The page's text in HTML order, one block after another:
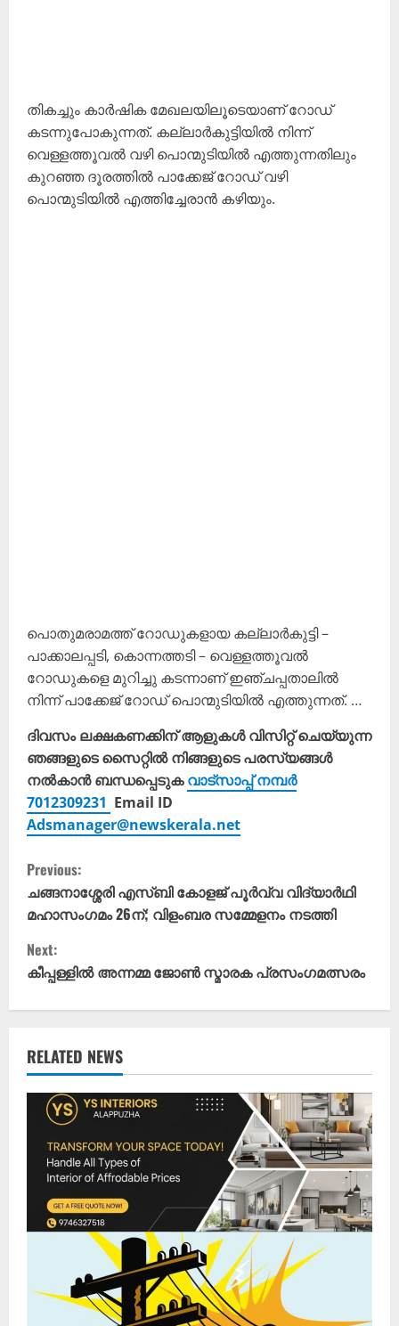
തികച്ചും കാർഷിക മേഖലയിലൂടെയാണ് റോഡ്
കടന്നുപോകുന്നത്. കല്ലാർകുട്ടിയിൽ നിന്ന്
വെള്ളത്തൂവൽ വഴി പൊന്മുടിയിൽ എത്തുന്നതിലും
കുറഞ്ഞ ദൂരത്തിൽ പാക്കേജ് റോഡ് വഴി
പൊന്മുടിയിൽ എത്തിച്ചേരാൻ കഴിയും.
പൊതുമരാമത്ത് റോഡുകളായ കല്ലാർകുട്ടി –
പാക്കാലപ്പടി, കൊന്നത്തടി – വെള്ളത്തൂവൽ
റോഡുകളെ മുറിച്ചു കടന്നാണ് ഇഞ്ചപ്പതാലിൽ
നിന്ന് പാക്കേജ് റോഡ് പൊന്മുടിയിൽ എത്തുന്നത്. …
ദിവസം ലക്ഷകണക്കിന് ആളുകൾ വിസിറ്റ് ചെയ്യുന്ന
ഞങ്ങളുടെ സൈറ്റിൽ നിങ്ങളുടെ പരസ്യങ്ങൾ
നൽകാൻ ബന്ധപ്പെടുകവാട്സാപ്പ് നമ്പർ
7012309231 Email ID
Adsmanager@newskerala.net
C
o
n
t
i
n
u
a
Previous:
ചങ്ങനാശ്ശേരി എസ്ബി കോളജ് പൂർവ്വ വിദ്യാർഥി
മഹാസംഗമം 26ന്; വിളംബര സമ്മേളനം നടത്തി
Next:
കീപ്പള്ളിൽ അന്നമ്മ ജോൺ സ്മാരക പ്രസംഗമത്സരം
RELATED NEWS